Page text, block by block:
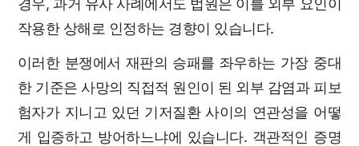
경우, 과거 유사 사례에서도 법원은 이를 외부 요인이
작용한 상해로 인정하는 경향이 있습니다.
이러한 분쟁에서 재판의 승패를 좌우하는 가장 중대
한 기준은 사망의 직접적 원인이 된 외부 감염과 피보
험자가 지니고 있던 기저질환 사이의 연관성을 어떻
게 입증하고 방어하느냐에 있습니다. 객관적인 증명